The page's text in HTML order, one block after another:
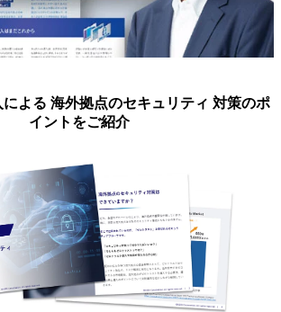
よる 海外拠点のセキュリティ 対策のポ
イントをご紹介